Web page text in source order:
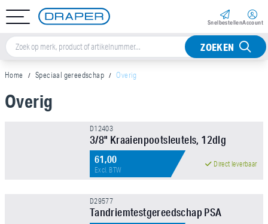
Snel­bestellenAccount
ZOEKEN
Home Speciaal gereedschap Overig
Sorteer op
Overig
D12403
3/8" Kraaienpootsleutels, 12dlg
61,00
Excl. BTW
Direct leverbaar
D29577
Tandriemtestgereedschap PSA